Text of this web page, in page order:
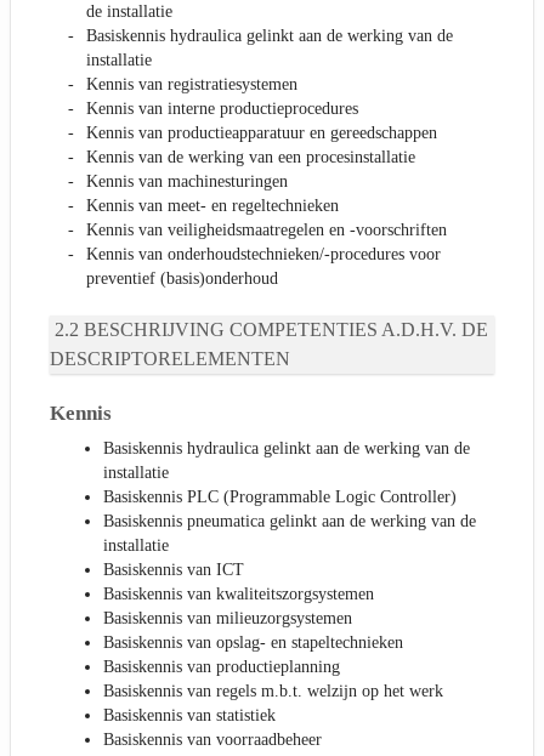
de installatie
Basiskennis hydraulica gelinkt aan de werking van de
installatie
Kennis van registratiesystemen
Kennis van interne productieprocedures
Kennis van productieapparatuur en gereedschappen
Kennis van de werking van een procesinstallatie
Kennis van machinesturingen
Kennis van meet- en regeltechnieken
Kennis van veiligheidsmaatregelen en -voorschriften
Kennis van onderhoudstechnieken/-procedures voor
preventief (basis)onderhoud
BESCHRIJVING COMPETENTIES A.D.H.V. DE
DESCRIPTORELEMENTEN
Kennis
Basiskennis hydraulica gelinkt aan de werking van de
installatie
Basiskennis PLC (Programmable Logic Controller)
Basiskennis pneumatica gelinkt aan de werking van de
installatie
Basiskennis van ICT
Basiskennis van kwaliteitszorgsystemen
Basiskennis van milieuzorgsystemen
Basiskennis van opslag- en stapeltechnieken
Basiskennis van productieplanning
Basiskennis van regels m.b.t. welzijn op het werk
Basiskennis van statistiek
Basiskennis van voorraadbeheer